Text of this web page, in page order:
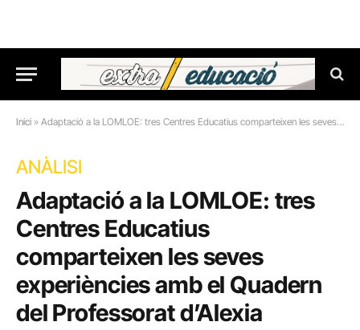
Inici » Adaptació a la LOMLOE: tres Centres Educatius comparteixen les seves experiències amb el Quadern del Professorat d’Alexia
ANÀLISI
Adaptació a la LOMLOE: tres
Centres Educatius
comparteixen les seves
experiències amb el Quadern
del Professorat d’Alexia